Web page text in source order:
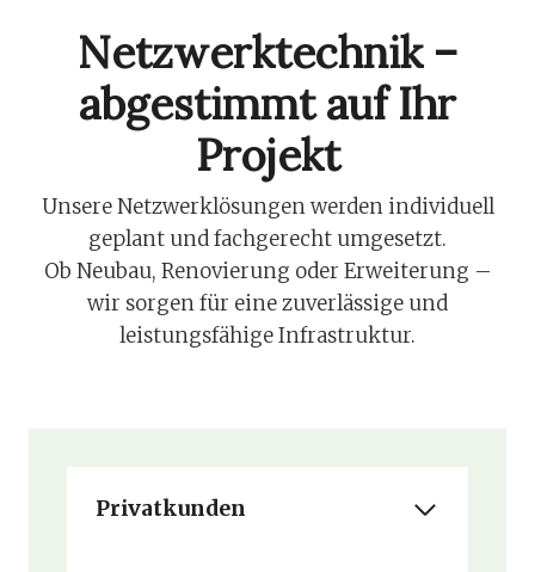
Netzwerktechnik –
abgestimmt auf Ihr
Projekt
Unsere Netzwerklösungen werden individuell
geplant und fachgerecht umgesetzt.
Ob Neubau, Renovierung oder Erweiterung –
wir sorgen für eine zuverlässige und
leistungsfähige Infrastruktur.
Privatkunden